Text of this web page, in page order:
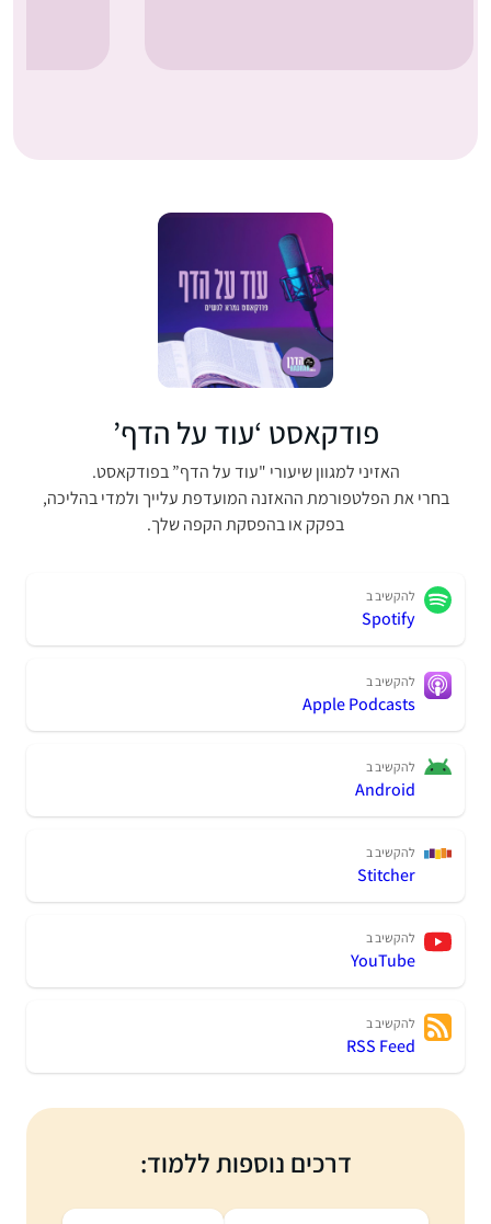
פודקאסט ‘עוד על הדף’
האזיני למגוון שיעורי "עוד על הדף” בפודקאסט.
בחרי את הפלטפורמת ההאזנה המועדפת עלייך ולמדי בהליכה,
בפקק או בהפסקת הקפה שלך.
להקשיב ב
Spotify
להקשיב ב
Apple Podcasts
להקשיב ב
Android
להקשיב ב
Stitcher
להקשיב ב
YouTube
להקשיב ב
RSS Feed
דרכים נוספות ללמוד: